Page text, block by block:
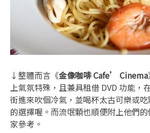
↓整體而言《金像咖啡 Cafe’ Cinema
上氣氛特殊，且兼具租借 DVD 功能，
街進來吹個冷氣，並喝杯太古可樂或
的選擇喔。而流氓顆也順便附上他們
家參考。